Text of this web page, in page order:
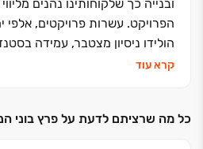
ובנייה כך שלקוחותינו נהנים
הפרויקט. עשרות פרויקטים, אלפי
הולידו ניסיון מצטבר, עמידה
ביזום, בתכנון, בבניה ובשירות
פרץ בוני הנגב
קרא עוד
כל מה שרציתם לדעת על פרץ בוני הנגב